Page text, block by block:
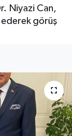
Niyazi Can,
ederek görüş